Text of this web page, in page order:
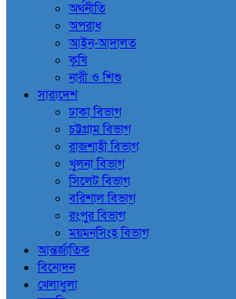
অর্থনীতি
অপরাধ
আইন-আদালত
কৃষি
নারী ও শিশু
সারাদেশ
ঢাকা বিভাগ
চট্টগ্রাম বিভাগ
রাজশাহী বিভাগ
খুলনা বিভাগ
সিলেট বিভাগ
বরিশাল বিভাগ
রংপুর বিভাগ
ময়মনসিংহ বিভাগ
আন্তর্জাতিক
বিনোদন
খেলাধুলা